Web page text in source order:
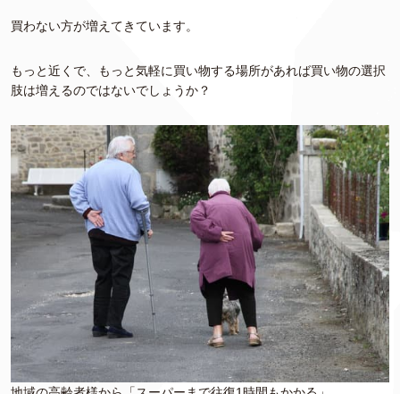
買わない方が増えてきています。
もっと近くで、もっと気軽に買い物する場所があれば買い物の選択
肢は増えるのではないでしょうか？